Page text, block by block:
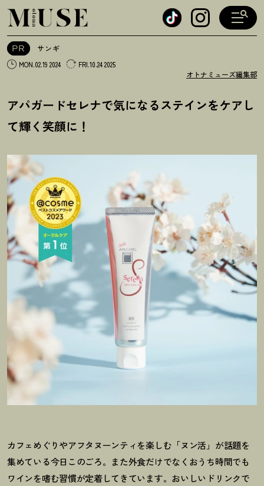
オトナミューズ ウェブ
PR サンギ
MON.02.19 2024 FRI.10.24 2025
オトナミューズ編集部
アパガードセレナで気になるステインをケアし
て輝く笑顔に ！
カフェめぐりやアフタヌーンティを楽しむ「ヌン活」が話題を
集めている今日このごろ。また外食だけでなくおうち時間でも
ワインを嗜む習慣が定着してきています。おいしいドリンクで